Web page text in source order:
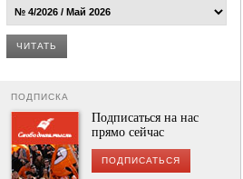
ЧИТАТЬ
ПОДПИСКА
Подписаться на нас
прямо сейчас
ПОДПИСАТЬСЯ